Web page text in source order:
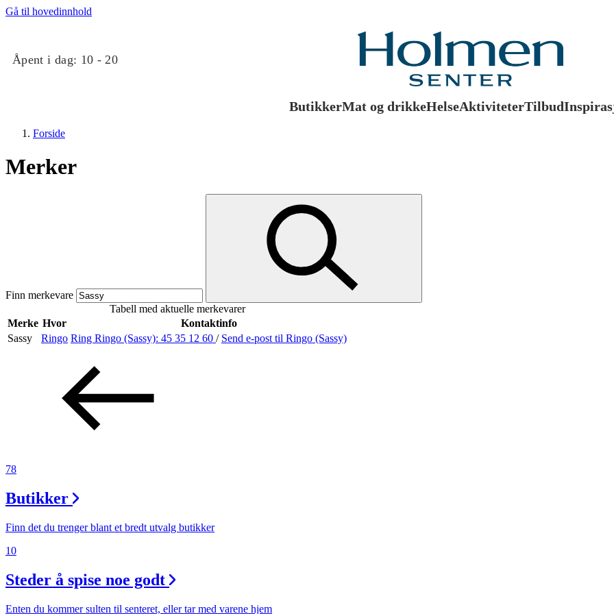
Gå til hovedinnhold
Åpent i dag: 10 - 20
ButikkerMat og drikkeHelseAktiviteterTilbud
Mat og drikke
Helse
Aktiviteter
Tilbud
Søk
Åpningstider
Praktisk informasjon
Forside
Merker
Finn merkevare
Tabell med aktuelle merkevarer
Merke Hvor
Kontaktinfo
Sassy
Ringo Ring Ringo (Sassy): 45 35 12 60 / Send e-post til Ringo (Sassy)
78
Butikker
Finn det du trenger blant et bredt utvalg butikker
10
Steder å spise noe godt
Enten du kommer sulten til senteret, eller tar med varene hjem